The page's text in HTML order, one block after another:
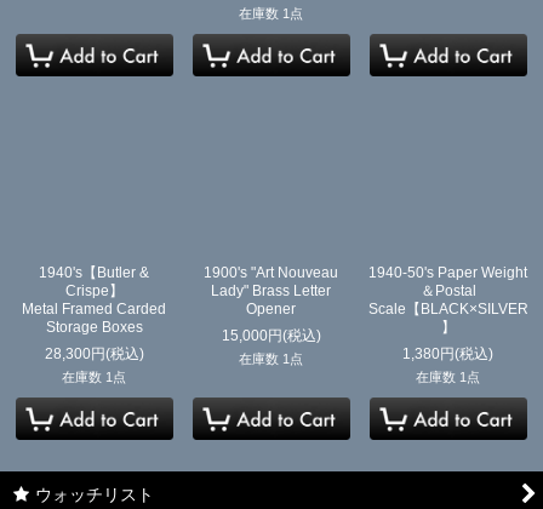
在庫数 1点
1940's【Butler &
Crispe】
Metal Framed Carded
Storage Boxes
28,300円(税込)
在庫数 1点
1900's "Art Nouveau
Lady" Brass Letter
Opener
15,000円(税込)
在庫数 1点
1940-50's Paper Weight
＆Postal
Scale【BLACK×SILVER
】
1,380円(税込)
在庫数 1点
ウォッチリスト